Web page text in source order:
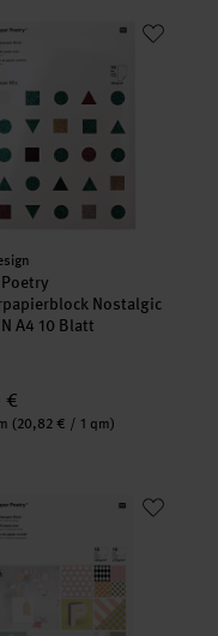
10 Blatt
Poetry
Nostalgic
A4 10 Blatt
€
(20,82 € / 1 qm)
Matters 30 Blatt
Poetry Motivpapier